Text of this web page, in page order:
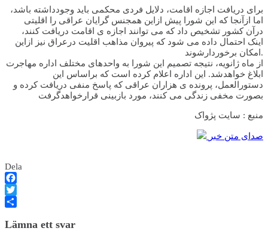
برای دریافت اجازه اقامت، دلایل فردی محکمی باید وجودداشته باشد،
اما ازآنجا که این شورا پیش ازاین همجنس گرایان عراقی را اقلیتی
درآن کشور تشخیص داد که می توانند اجازه ی اقامت دریافت کنند،
اینک احتمال داده می شود که پیروان مذاهب اقلیت درعراق نیز ازاین
امکان برخوردارشوند.
از ماه ژانویه، نتیجه تصمیم این شورا به واحدهای مختلف اداره مهاجرت
ابلاغ خواهدشد. این اداره اعلام کرده است که براساس این
دستورالعمل، پرونده ی هزاران عراقی که پاسخ منفی دریافت کرده و
بصورت مخفی زندگی می کنند، مورد بازبینی قرارخواهدگرفت
منبع : سايت پژواک
صدای متن خبر
Dela
Facebook
Twitter
Lämna ett svar